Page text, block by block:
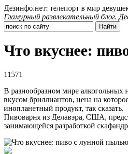
Дезинфо.нет: телепорт в мир
Гламурный развлекательный блог.
Что вкуснее:
11571
В разнообразном мире
вкусом бриллиантов, цена на
инопланетный продукт, так сказать.
Пивоварня из Делавэра, США,
занимающейся разработкой